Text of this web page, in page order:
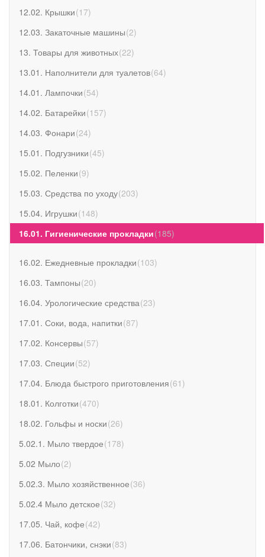
12.02. Крышки(17)
12.03. Закаточные машины(2)
13. Товары для животных(22)
13.01. Наполнители для туалетов(64)
14.01. Лампочки(54)
14.02. Батарейки(157)
14.03. Фонари(24)
15.01. Подгузники(45)
15.02. Пеленки(9)
15.03. Средства по уходу(203)
15.04. Игрушки(148)
16.01. Гигиенические прокладки(185)
16.02. Ежедневные прокладки(103)
16.03. Тампоны(20)
16.04. Урологические средства(23)
17.01. Соки, вода, напитки(87)
17.02. Консервы(57)
17.03. Специи(52)
17.04. Блюда быстрого приготовления(61 )
18.01. Колготки(470)
18.02. Гольфы и носки(26)
5.02.1. Мыло твердое(178)
5.02 Мыло(2)
5.02.3. Мыло хозяйственное(36)
5.02.4 Мыло детское(32)
17.05. Чай, кофе(42)
17.06. Батончики, снэки(83)